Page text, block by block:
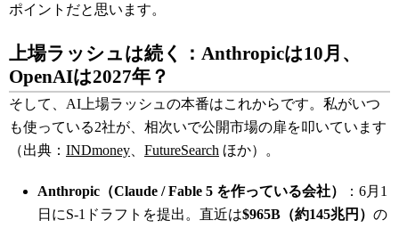
ポイントだと思います。
上場ラッシュは続く：Anthropicは10月、
OpenAIは2027年？
そして、AI上場ラッシュの本番はこれからです。私がいつ
も使っている2社が、相次いで公開市場の扉を叩いています
（出典： INDmoney FutureSearch ほか）。
Anthropic（Claude / Fable 5 を作っている会社）
：6月1
日にS-1ドラフトを提出。直近は$965B（約145兆円） の